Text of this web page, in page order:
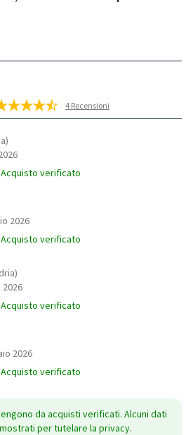
4 Recensioni
Acquisto verificato
2026
Acquisto verificato
Acquisto verificato
2026
Acquisto verificato
da acquisti verificati. Alcuni dati
per tutelare la privacy.